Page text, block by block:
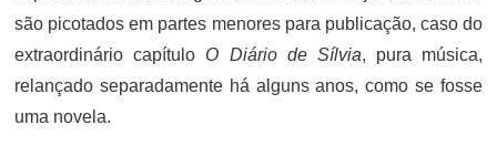
são picotados em partes menores para publicação, caso do
extraordinário capítulo O Diário de Sílvia, pura música,
relançado separadamente há alguns anos, como se fosse
uma novela.